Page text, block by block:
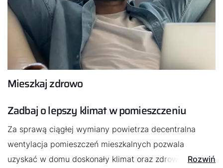
Mieszkaj zdrowo
Zadbaj o lepszy klimat w pomieszczeniu
Za sprawą ciągłej wymiany powietrza decentralna
wentylacja pomieszczeń mieszkalnych pozwala
uzyskać w domu doskonały klimat oraz zdrowe
Rozwiń